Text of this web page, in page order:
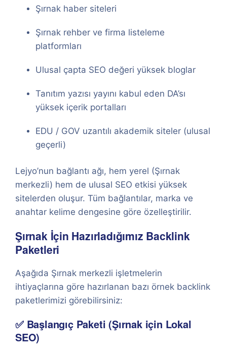
Şırnak haber siteleri
Şırnak rehber ve firma listeleme
platformları
Ulusal çapta SEO değeri yüksek bloglar
Tanıtım yazısı yayını kabul eden DA’sı
yüksek içerik portalları
EDU / GOV uzantılı akademik siteler (ulusal
geçerli)
Lejyo’nun bağlantı ağı, hem yerel (Şırnak
merkezli) hem de ulusal SEO etkisi yüksek
sitelerden oluşur. Tüm bağlantılar, marka ve
anahtar kelime dengesine göre özelleştirilir.
Şırnak İçin Hazırladığımız Backlink
Paketleri
Aşağıda Şırnak merkezli işletmelerin
ihtiyaçlarına göre hazırlanan bazı örnek backlink
paketlerimizi görebilirsiniz:
✅ Başlangıç Paketi (Şırnak için Lokal
SEO)